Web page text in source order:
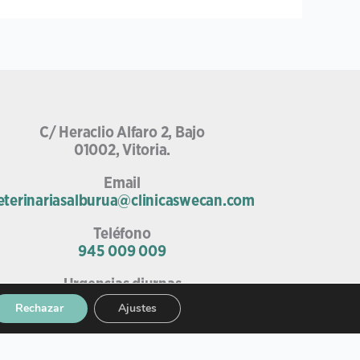
C/ Heraclio Alfaro 2, Bajo
01002, Vitoria.
Email
Teléfono
945 009 009
Urgencias diurnas
685 75 67 52
Rechazar Ajustes